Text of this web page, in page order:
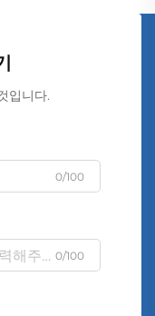
입니다.
0/100
0/100